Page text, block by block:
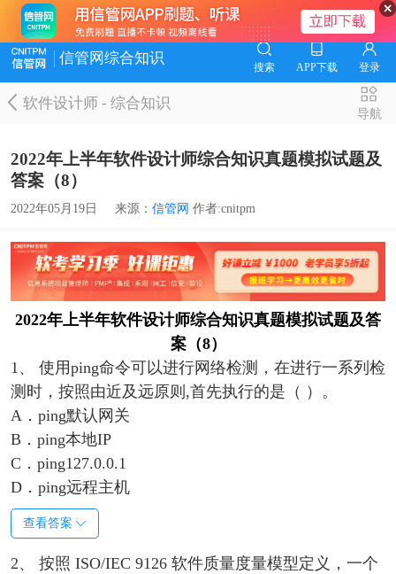
信管网综合知识
搜索 APP下载 登录
软件设计师-综合知识
导航
2022年上半年软件设计师综合知识真题模拟试题及
答案（8）
2022年05月19日 来源： 信管网 作者:cnitpm
2022年上半年软件设计师综合知识真题模拟试题及答
案（8）
1、 使用ping命令可以进行网络检测，在进行一系列检
测时，按照由近及远原则,首先执行的是（ ）。
A．ping默认网关
B．ping本地IP
C．ping127.0.0.1
D．ping远程主机
查看答案
2、 按照 ISO/IEC 9126 软件质量度量模型定义，一个